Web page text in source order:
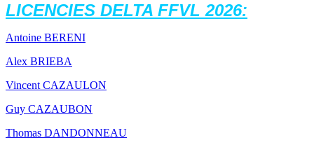
LICENCIES DELTA FFVL 2026:
Antoine BERENI
Alex BRIEBA
Vincent CAZAULON
Guy CAZAUBON
Thomas DANDONNEAU